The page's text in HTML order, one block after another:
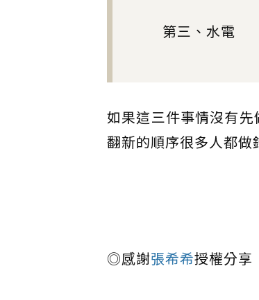
第三、水電
如果這三件事情沒有
翻新的順序很多人都做
◎感謝張希希授權分享